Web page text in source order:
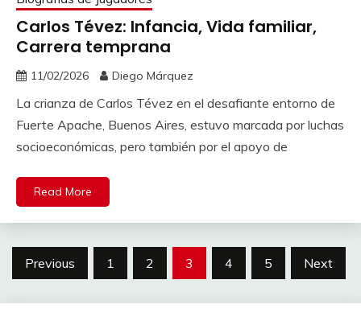
Carlos Tévez: Infancia, Vida familiar,
Carrera temprana
11/02/2026 Diego Márquez
La crianza de Carlos Tévez en el desafiante entorno de
Fuerte Apache, Buenos Aires, estuvo marcada por luchas
socioeconómicas, pero también por el apoyo de
Read More
Posts
Previous 1 2 3 4 5 Next